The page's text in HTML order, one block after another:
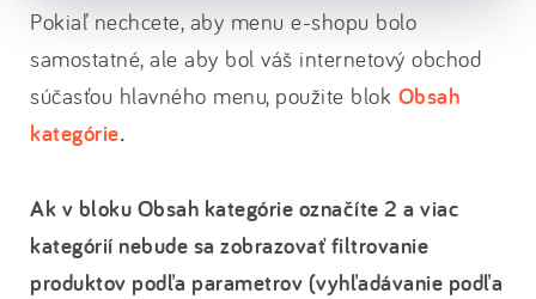
Pokiaľ nechcete, aby menu e-shopu bolo
samostatné, ale aby bol váš internetový obchod
súčasťou hlavného menu, použite blok Obsah
kategórie.
Ak v bloku Obsah kategórie označíte 2 a viac
kategórií nebude sa zobrazovať filtrovanie
produktov podľa parametrov (vyhľadávanie podľa